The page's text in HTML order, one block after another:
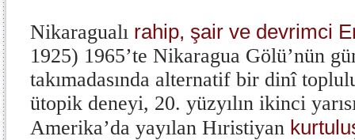
Nikaragualı rahip, şair ve devrimci
1925) 1965’te Nikaragua Gölü’nün
takımadasında alternatif bir dinî
ütopik deneyi, 20. yüzyılın ikinci
Amerika’da yayılan Hıristiyan